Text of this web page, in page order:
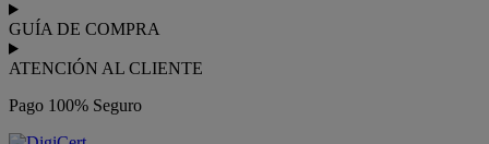
GUÍA DE COMPRA
ATENCIÓN AL CLIENTE
Pago 100% Seguro